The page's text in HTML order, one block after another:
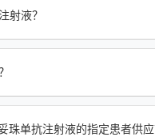
射液？
珠单抗注射液的指定患者供